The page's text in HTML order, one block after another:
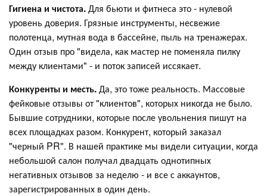
Гигиена и чистота.Для бьюти и фитнеса это - нулевой
уровень доверия. Грязные инструменты, несвежие
полотенца, мутная вода в бассейне, пыль на тренажерах.
Один отзыв про "видела, как мастер не поменяла пилку
между клиентами" - и поток записей иссякает.
Конкуренты и месть.Да, это тоже реальность. Массовые
фейковые отзывы от "клиентов", которых никогда не было.
Бывшие сотрудники, которые после увольнения пишут на
всех площадках разом. Конкурент, который заказал
"черный PR". В нашей практике мы видели ситуации, когда
небольшой салон получал двадцать однотипных
негативных отзывов за неделю - и все с аккаунтов,
зарегистрированных в один день.